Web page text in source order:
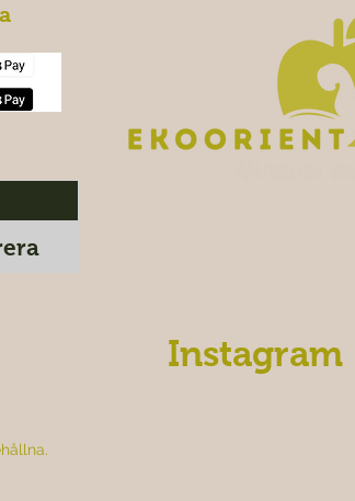
Instagram